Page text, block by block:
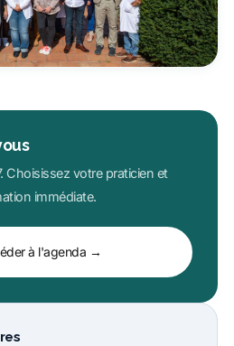
Choisissez votre praticien et
immédiate.
à l'agenda →